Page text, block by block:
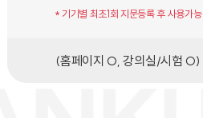
* 기기별 최초1회 지문등록 후 사용가능
(홈페이지 O, 강의실/시험 O)